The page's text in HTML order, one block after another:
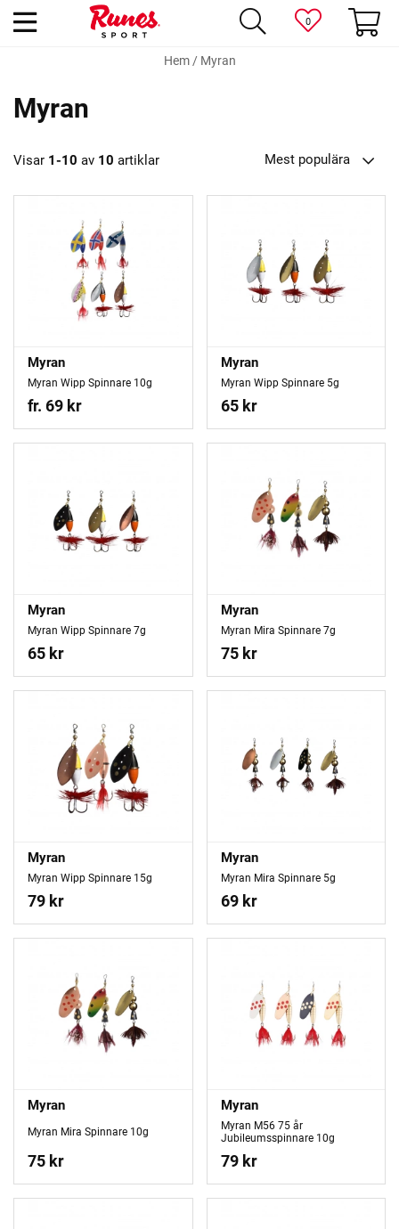
0
Hem/ Myran
Myran
Visar 1-10 av 10 artiklar Mest populära
Myran
Myran Wipp Spinnare 10g
fr. 69 kr
Myran
Myran Wipp Spinnare 5g
65 kr
Myran
Myran Wipp Spinnare 7g
65 kr
Myran
Myran Mira Spinnare 7g
75 kr
Myran
Myran Wipp Spinnare 15g
79 kr
Myran
Myran Mira Spinnare 5g
69 kr
Myran
Myran Mira Spinnare 10g
75 kr
Myran
Myran M56 75 år
Jubileumsspinnare 10g
79 kr